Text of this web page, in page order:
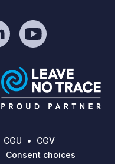
CGU
CGV
Consent choices